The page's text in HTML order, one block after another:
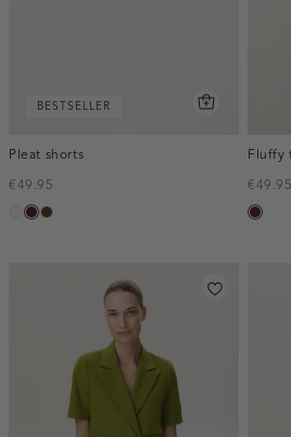
BESTSELLER
Pleat shorts
€49.95
creme,
pruim,
toffee
Fluffy
€49.95
pruim,